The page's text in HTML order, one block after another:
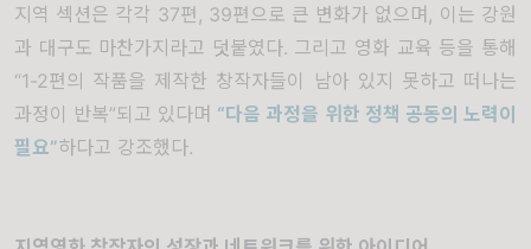
지역 섹션은 각각 37편, 39편으로 큰 변화가 없으며, 이는 강원
과 대구도 마찬가지라고 덧붙였다. 그리고 영화 교육 등을 통해
“1-2편의 작품을 제작한 창작자들이 남아 있지 못하고 떠나는
과정이 반복”되고 있다며 “다음 과정을 위한 정책 공동의 노력이
필요”하다고 강조했다.